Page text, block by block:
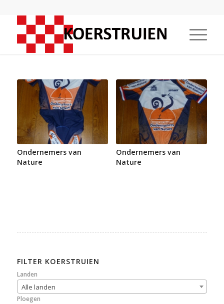
Ondernemers van
Nature
Ondernemers van
Nature
FILTER KOERSTRUIEN
Landen
Alle landen
Ploegen